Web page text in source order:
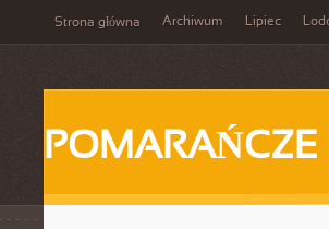
Strona główna Archiwum Lipiec
POMARAŃCZE